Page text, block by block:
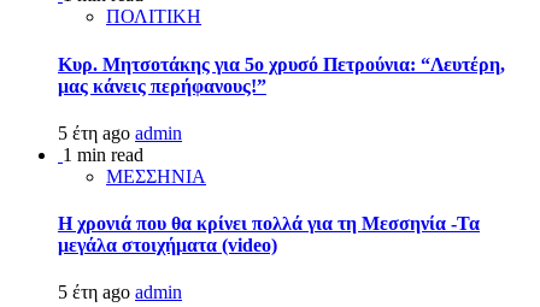
ΠΟΛΙΤΙΚΗ
Κυρ. Μητσοτάκης για 5ο χρυσό Πετρούνια: “Λευτέρη,
μας κάνεις περήφανους!”
5 έτη ago admin
1 min read
ΜΕΣΣΗΝΙΑ
Η χρονιά που θα κρίνει πολλά για τη Μεσσηνία -Τα
μεγάλα στοιχήματα (video)
5 έτη ago admin